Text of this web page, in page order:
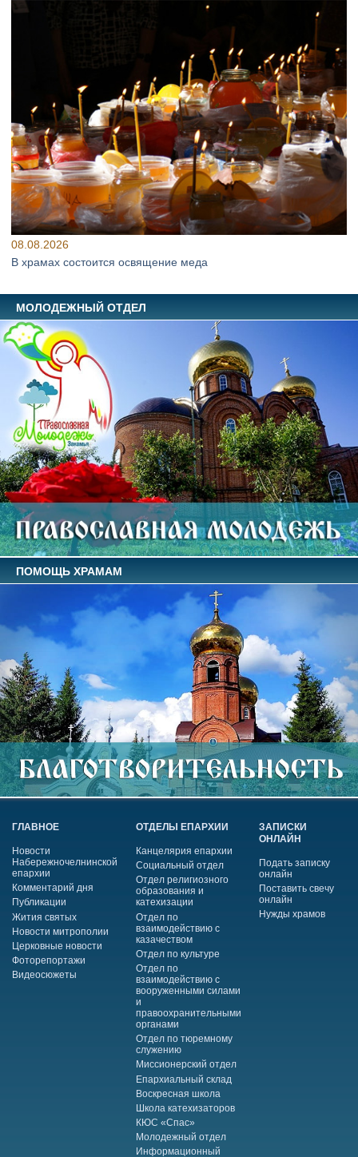
08.08.2026
В храмах состоится освящение меда
МОЛОДЕЖНЫЙ ОТДЕЛ
ПОМОЩЬ ХРАМАМ
ГЛАВНОЕ
Новости
Набережночелнинской
епархии
Комментарий дня
Публикации
Жития святых
Новости митрополии
Церковные новости
Фоторепортажи
Видеосюжеты
ОТДЕЛЫ ЕПАРХИИ
Канцелярия епархии
Социальный отдел
Отдел религиозного
образования и
катехизации
Отдел по
взаимодействию с
казачеством
Отдел по культуре
Отдел по
взаимодействию с
вооруженными силами
и
правоохранительными
органами
Отдел по тюремному
служению
Миссионерский отдел
Епархиальный склад
Воскресная школа
Школа катехизаторов
КЮС «Спас»
Молодежный отдел
Информационный
ЗАПИСКИ
ОНЛАЙН
Подать записку
онлайн
Поставить свечу
онлайн
Нужды храмов